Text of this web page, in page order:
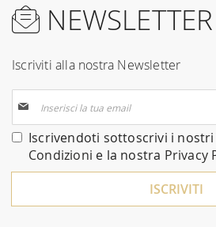
NEWSLETTER
Iscriviti alla nostra Newsletter
alla
nostra
Newsletter:
Iscrivendoti sottoscrivi i nostri
Condizioni e la nostra Privacy
ISCRIVITI